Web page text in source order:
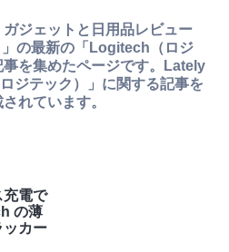
ジェットと日用品レビュー
」の最新の「Logitech（ロジ
を集めたページです。Lately
ジテック）」に関する記事を
れています。
充電で
の薄
ッカー